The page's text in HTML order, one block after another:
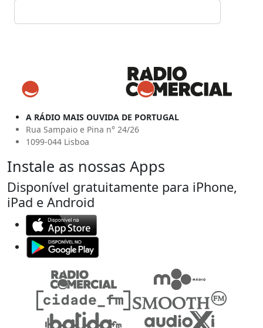
A RÁDIO MAIS OUVIDA DE PORTUGAL
Rua Sampaio e Pina n° 24/26
1099-044 Lisboa
Instale as nossas Apps
Disponível gratuitamente para iPhone,
iPad e Android